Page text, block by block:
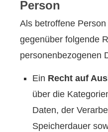
Person
Als betroffene
gegenüber folgende
personenbezogenen
Ein Recht auf
über die
Daten, der
Speicherdauer